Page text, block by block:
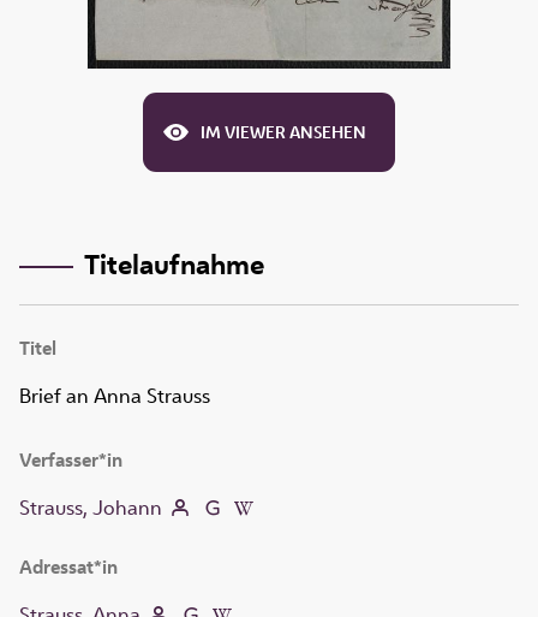
IM VIEWER ANSEHEN
Titelaufnahme
Titel
Brief an Anna Strauss
Verfasser*in
Strauss, Johann
Adressat*in